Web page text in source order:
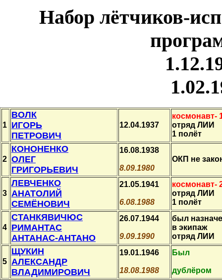
Набор лётчиков-
1
ВОЛК
ИГОРЬ
ПЕТРОВИЧ
12.04.1937
космонавт-
отряд ЛИИ
1 полёт
2
КОНОНЕНКО
ОЛЕГ
ГРИГОРЬЕВИЧ
16.08.1938
8.09.1980
ОКП не
3
ЛЕВЧЕНКО
АНАТОЛИЙ
СЕМЁНОВИЧ
21.05.1941
6.08.1988
космонавт-
отряд ЛИИ
1 полёт
4
СТАНКЯВИЧЮС
РИМАНТАС
АНТАНАС-АНТАНО
26.07.1944
9.09.1990
был
в экипаж
отряд ЛИИ
5
ЩУКИН
АЛЕКСАНДР
ВЛАДИМИРОВИЧ
19.01.1946
18.08.1988
Был
дублёром